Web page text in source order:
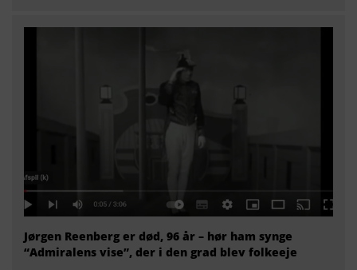
Jørgen Reenberg er død, 96 år – hør ham synge
“Admiralens vise”, der i den grad blev folkeeje